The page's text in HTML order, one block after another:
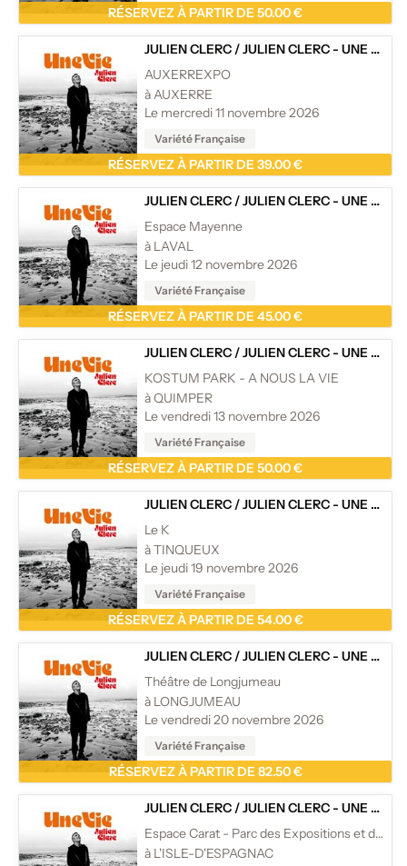
RÉSERVEZ À PARTIR DE 50.00 €
JULIEN CLERC /JULIEN CLERC - UNE VIE - TOURNÉE
AUXERREXPO
à AUXERRE
Le mercredi 11 novembre 2026
Variété Française
RÉSERVEZ À PARTIR DE 39.00 €
JULIEN CLERC /JULIEN CLERC - UNE VIE - TOURNÉE
Espace Mayenne
à LAVAL
Le jeudi 12 novembre 2026
Variété Française
RÉSERVEZ À PARTIR DE 45.00 €
JULIEN CLERC /JULIEN CLERC - UNE VIE - TOURNÉE
KOSTUM PARK - A NOUS LA VIE
à QUIMPER
Le vendredi 13 novembre 2026
Variété Française
RÉSERVEZ À PARTIR DE 50.00 €
JULIEN CLERC /JULIEN CLERC - UNE VIE - TOURNÉE
Le K
à TINQUEUX
Le jeudi 19 novembre 2026
Variété Française
RÉSERVEZ À PARTIR DE 54.00 €
JULIEN CLERC /JULIEN CLERC - UNE VIE - TOURNÉE
Théâtre de Longjumeau
à LONGJUMEAU
Le vendredi 20 novembre 2026
Variété Française
RÉSERVEZ À PARTIR DE 82.50 €
JULIEN CLERC /JULIEN CLERC - UNE VIE - TOURNÉE
Espace Carat - Parc des Expositions et des Congrès
à L'ISLE-D'ESPAGNAC